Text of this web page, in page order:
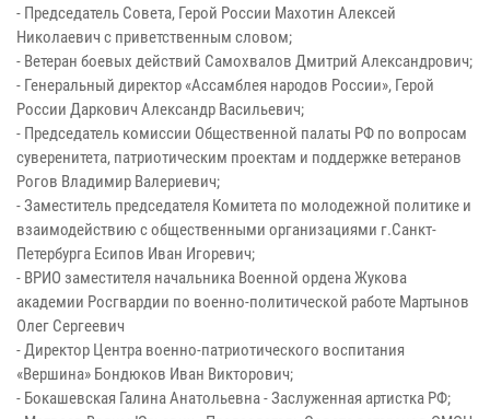
- Председатель Совета, Герой России Махотин Алексей
Николаевич с приветственным словом;
- Ветеран боевых действий Самохвалов Дмитрий Александрович;
- Генеральный директор «Ассамблея народов России», Герой
России Даркович Александр Васильевич;
- Председатель комиссии Общественной палаты РФ по вопросам
суверенитета, патриотическим проектам и поддержке ветеранов
Рогов Владимир Валериевич;
- Заместитель председателя Комитета по молодежной политике и
взаимодействию с общественными организациями г.Санкт-
Петербурга Есипов Иван Игоревич;
- ВРИО заместителя начальника Военной ордена Жукова
академии Росгвардии по военно-политической работе Мартынов
Олег Сергеевич
- Директор Центра военно-патриотического воспитания
«Вершина» Бондюков Иван Викторович;
- Бокашевская Галина Анатольевна - Заслуженная артистка РФ;